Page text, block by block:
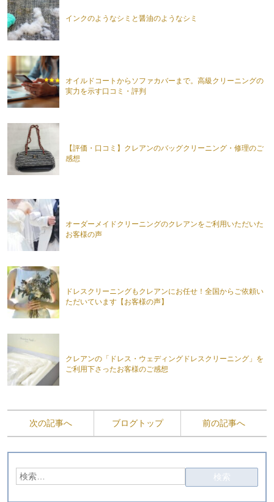
インクのようなシミと醤油のようなシミ
オイルドコートからソファカバーまで。高級クリーニングの
実力を示す口コミ・評判
【評価・口コミ】クレアンのバッグクリーニング・修理のご
感想
オーダーメイドクリーニングのクレアンをご利用いただいた
お客様の声
ドレスクリーニングもクレアンにお任せ！全国からご依頼い
ただいています【お客様の声】
クレアンの「ドレス・ウェディングドレスクリーニング」を
ご利用下さったお客様のご感想
次の記事へ ブログトップ 前の記事へ